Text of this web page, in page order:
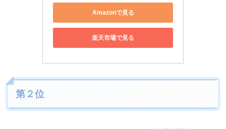
Amazonで見る
楽天市場で見る
第２位